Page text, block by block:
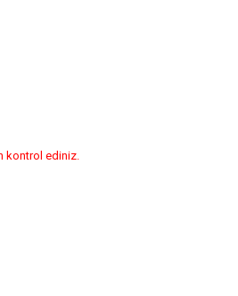
kontrol ediniz.